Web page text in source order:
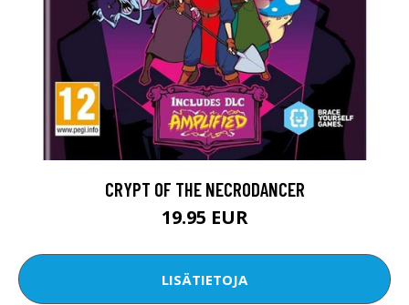
CRYPT OF THE NECRODANCER
19.95 EUR
LISÄTIETOJA